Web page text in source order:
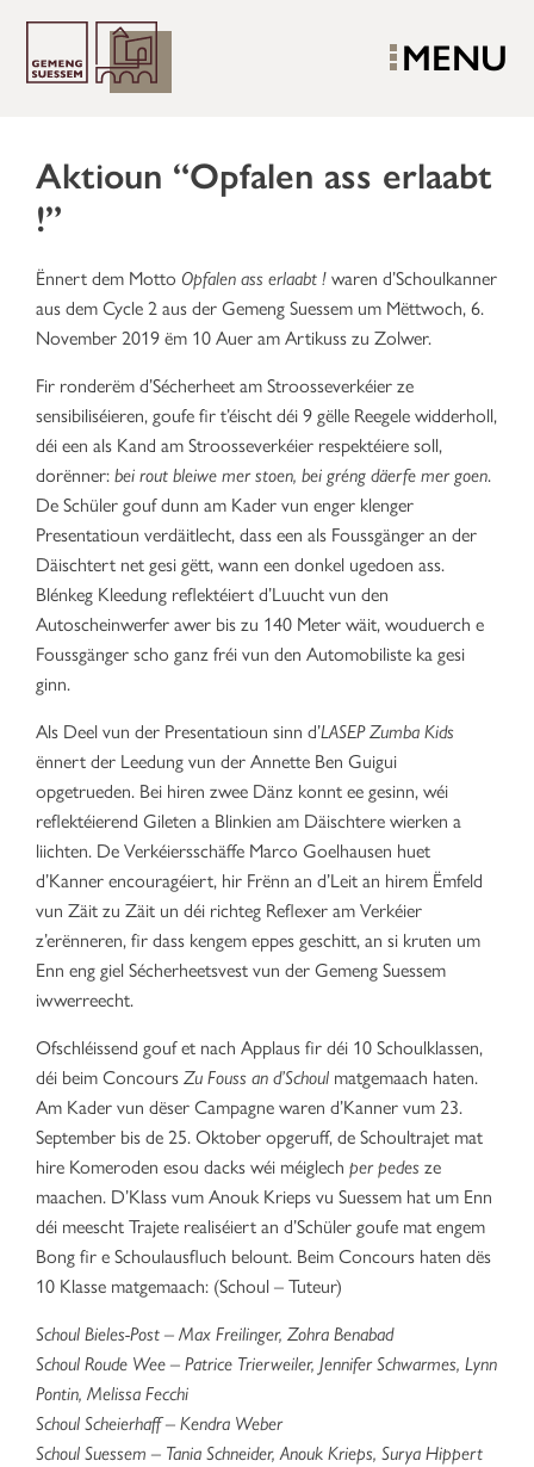
MENU
Aktioun “Opfalen ass erlaabt
!”
Ënnert dem Motto Opfalen ass erlaabt !waren d’Schoulkanner
aus dem Cycle 2 aus der Gemeng Suessem um Mëttwoch, 6.
November 2019 ëm 10 Auer am Artikuss zu Zolwer.
Fir ronderëm d’Sécherheet am Stroosseverkéier ze
sensibiliséieren, goufe fir t’éischt déi 9 gëlle Reegele widderholl,
déi een als Kand am Stroosseverkéier respektéiere soll,
dorënner:bei rout bleiwe mer stoen, bei gréng däerfe mer goen.
De Schüler gouf dunn am Kader vun enger klenger
Presentatioun verdäitlecht, dass een als Foussgänger an der
Däischtert net gesi gëtt, wann een donkel ugedoen ass.
Blénkeg Kleedung reflektéiert d’Luucht vun den
Autoscheinwerfer awer bis zu 140 Meter wäit, wouduerch e
Foussgänger scho ganz fréi vun den Automobiliste ka gesi
ginn.
Als Deel vun der Presentatioun sinn d’LASEP Zumba Kids
ënnert der Leedung vun der Annette Ben Guigui
opgetrueden. Bei hiren zwee Dänz konnt ee gesinn, wéi
reflektéierend Gileten a Blinkien am Däischtere wierken a
liichten. De Verkéiersschäffe Marco Goelhausen huet
d’Kanner encouragéiert, hir Frënn an d’Leit an hirem Ëmfeld
vun Zäit zu Zäit un déi richteg Reflexer am Verkéier
z’erënneren, fir dass kengem eppes geschitt, an si kruten um
Enn eng giel Sécherheetsvest vun der Gemeng Suessem
iwwerreecht.
Ofschléissend gouf et nach Applaus fir déi 10 Schoulklassen,
déi beim ConcoursZu Fouss an d’Schoul matgemaach haten.
Am Kader vun dëser Campagne waren d’Kanner vum 23.
September bis de 25. Oktober opgeruff, de Schoultrajet mat
hire Komeroden esou dacks wéi méiglech per pedesze
maachen. D’Klass vum Anouk Krieps vu Suessem hat um Enn
déi meescht Trajete realiséiert an d’Schüler goufe mat engem
Bong fir e Schoulausfluch belount. Beim Concours haten dës
10 Klasse matgemaach: (Schoul – Tuteur)
Schoul Bieles-Post – Max Freilinger, Zohra Benabad
Schoul Roude Wee – Patrice Trierweiler, Jennifer Schwarmes, Lynn
Pontin, Melissa Fecchi
Schoul Scheierhaff – Kendra Weber
Schoul Suessem – Tania Schneider, Anouk Krieps, Surya Hippert